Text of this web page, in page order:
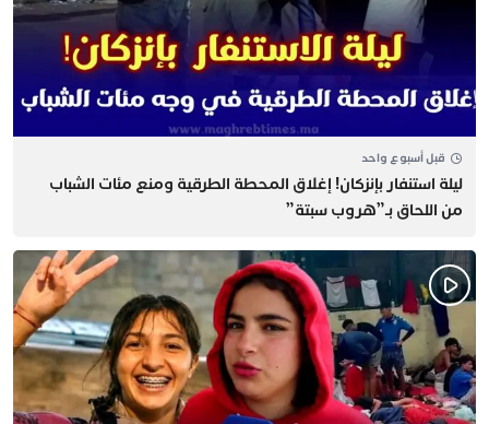
قبل أسبوع واحد
​ليلة استنفار بإنزكان! إغلاق المحطة الطرقية ومنع مئات الشباب
من اللحاق بـ”هروب سبتة”